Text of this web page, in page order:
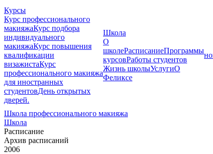
Курсы
Курс профессионального
макияжаКурс подбора
индивидуального
макияжаКурс повышения
квалификации
визажистаКурс
профессионального макияжа
для иностранных
студентовДень открытых
дверей.
Школа
О
школеРасписаниеПрограммы
курсовРаботы студентов
Жизнь школыУслугиО
Феликсе
Школа профессионального макияжа
Школа
Расписание
Архив расписаний
2006